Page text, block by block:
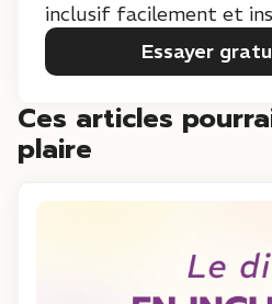
inclusif facilement et
Essayer
Ces articles
plaire